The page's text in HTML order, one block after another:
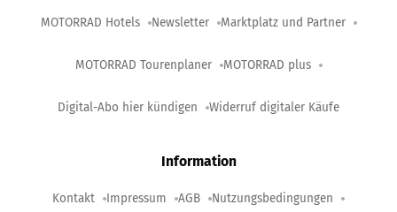
MOTORRAD Hotels Newsletter Marktplatz und Partner
MOTORRAD Tourenplaner MOTORRAD plus
Digital-Abo hier kündigen Widerruf digitaler Käufe
Information
Kontakt Impressum AGB Nutzungsbedingungen